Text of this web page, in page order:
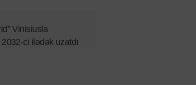
Vinisiusla
ci ilədək uzatdı